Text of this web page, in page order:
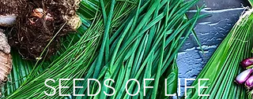
SEEDS OF LIFE